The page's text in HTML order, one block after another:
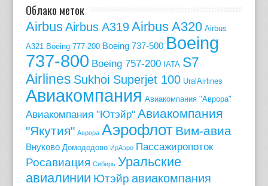
Облако меток
Airbus Airbus A319 Airbus A320 Airbus
A321 Boeing-777-200 Boeing 737-500 Boeing
737-800 Boeing 757-200 IATA S7
Airlines Sukhoi Superjet 100 UralAirlines
Авиакомпания Авиакомпания "Аврора"
Авиакомпания "Ютэйр" Авиакомпания
"Якутия" Аврора Аэрофлот Вим-авиа
Внуково Домодедово ИрАэро Пассажиропоток
Росавиация Сибирь Уральские
авиалинии Ютэйр авиакомпания